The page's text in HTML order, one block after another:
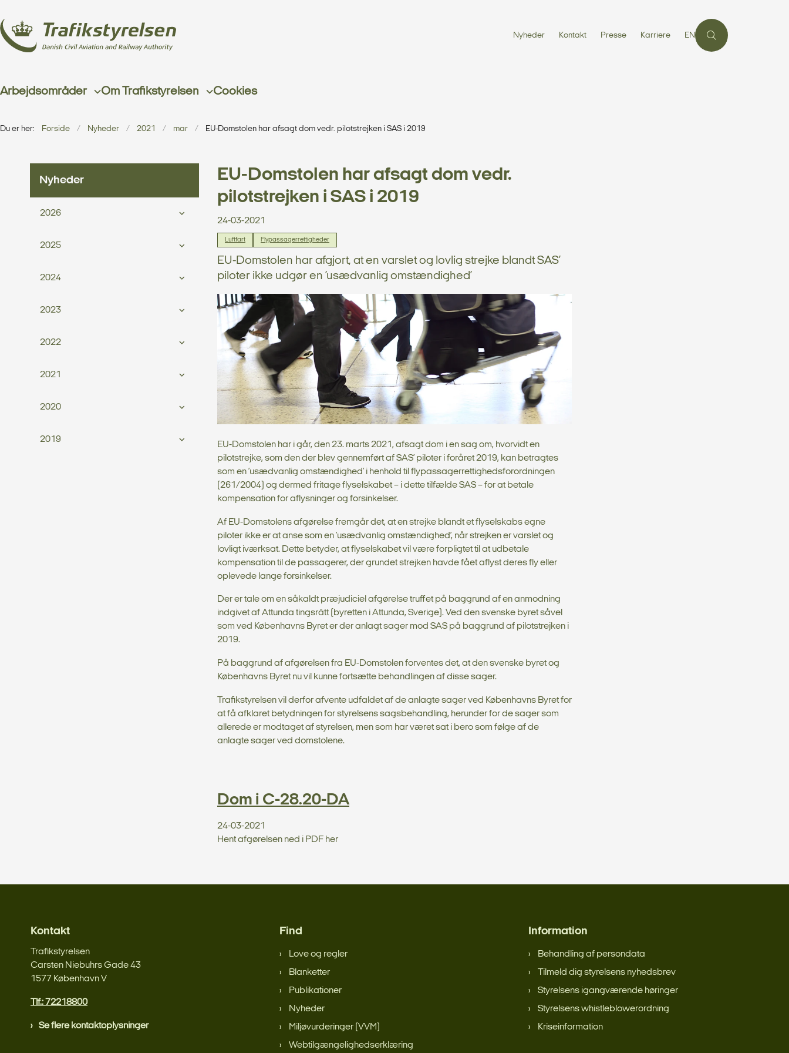
Nyheder Kontakt Presse Karriere EN
Arbejdsområder Om Trafikstyrelsen Cookies
Du er her: Forside Nyheder 2021 mar EU-Domstolen har afsagt dom vedr. pilotstrejken i SAS i 2019
Nyheder
2026
2025
2024
2023
2022
2021
2020
2019
EU-Domstolen har afsagt dom vedr.
pilotstrejken i SAS i 2019
24-03-2021
Luftfart Flypassagerrettigheder
EU-Domstolen har afgjort, at en varslet og lovlig strejke blandt SAS’
piloter ikke udgør en ’usædvanlig omstændighed’
EU-Domstolen har i går, den 23. marts 2021, afsagt dom i en sag om, hvorvidt en
pilotstrejke, som den der blev gennemført af SAS’ piloter i foråret 2019, kan betragtes
som en ’usædvanlig omstændighed’ i henhold til flypassagerrettighedsforordningen
(261/2004) og dermed fritage flyselskabet – i dette tilfælde SAS – for at betale
kompensation for aflysninger og forsinkelser.
Af EU-Domstolens afgørelse fremgår det, at en strejke blandt et flyselskabs egne
piloter ikke er at anse som en ’usædvanlig omstændighed’, når strejken er varslet og
lovligt iværksat. Dette betyder, at flyselskabet vil være forpligtet til at udbetale
kompensation til de passagerer, der grundet strejken havde fået aflyst deres fly eller
oplevede lange forsinkelser.
Der er tale om en såkaldt præjudiciel afgørelse truffet på baggrund af en anmodning
indgivet af Attunda tingsrätt (byretten i Attunda, Sverige). Ved den svenske byret såvel
som ved Københavns Byret er der anlagt sager mod SAS på baggrund af pilotstrejken i
2019.
På baggrund af afgørelsen fra EU-Domstolen forventes det, at den svenske byret og
Københavns Byret nu vil kunne fortsætte behandlingen af disse sager.
Trafikstyrelsen vil derfor afvente udfaldet af de anlagte sager ved Københavns Byret for
at få afklaret betydningen for styrelsens sagsbehandling, herunder for de sager som
allerede er modtaget af styrelsen, men som har været sat i bero som følge af de
anlagte sager ved domstolene.
Dom i C-28.20-DA
24-03-2021
Hent afgørelsen ned i PDF her
Kontakt
Trafikstyrelsen
Carsten Niebuhrs Gade 43
1577 København V
Tlf.: 72218800
Se flere kontaktoplysninger
Find
Love og regler
Blanketter
Publikationer
Nyheder
Miljøvurderinger (VVM)
Webtilgængelighedserklæring
Information
Behandling af persondata
Tilmeld dig styrelsens nyhedsbrev
Styrelsens igangværende høringer
Styrelsens whistleblowerordning
Kriseinformation